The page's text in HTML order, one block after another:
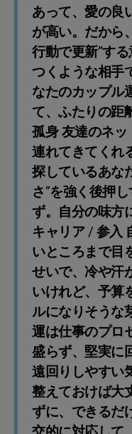
あって、愛の良
が高い。だから
行動で更新”す
つくような相手
なたのカップル
て、ふたりの距
孤身 友達のネ
連れてきてくれ
探しているあな
さ”を強く後押
ず。自分の味方
キャリア / 参入
いところまで目
せいで、冷や汗
いけれど、予算
ルになりそうな
運は仕事のプロ
盛らず、堅実に
遠回りしやすい
整えておけば大
ずに、できるだ